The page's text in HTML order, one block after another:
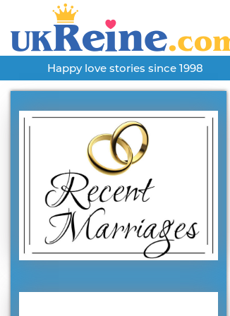
Happy love stories since 1998